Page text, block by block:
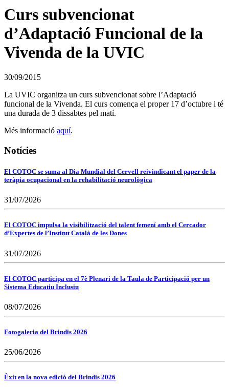
Curs subvencionat
d’Adaptació Funcional de la
Vivenda de la UVIC
30/09/2015
La UVIC organitza un curs subvencionat sobre l’Adaptació
funcional de la Vivenda. El curs comença el proper 17 d’octubre i té
una durada de 3 dissabtes pel matí.
Més informació aquí.
Notícies
El COTOC se suma al Dia Mundial del Cervell reivindicant el paper de la
teràpia ocupacional en la rehabilitació neurològica
31/07/2026
El COTOC impulsa la visibilització del talent femení amb el Cercador
d’Expertes de l’Institut Català de les Dones
31/07/2026
El COTOC participa en el 7è Plenari de la Taula de Participació per un
Sistema Educatiu Inclusiu
08/07/2026
Fotogaleria del Brindis 2026
25/06/2026
Èxit en la nova edició del Brindis 2026